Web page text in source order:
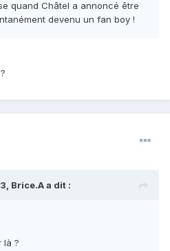
quand Châtel a annoncé être
devenu un fan boy !
Brice.Aa dit :
là ?